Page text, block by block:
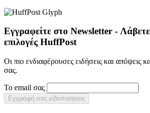
Εγγραφείτε στο Newsletter -
επιλογές HuffPost
Οι πιο ενδιαφέρουσες ειδήσεις και απόψεις
σας.
Το email σας
Εγγραφή στις ειδοποιήσεις